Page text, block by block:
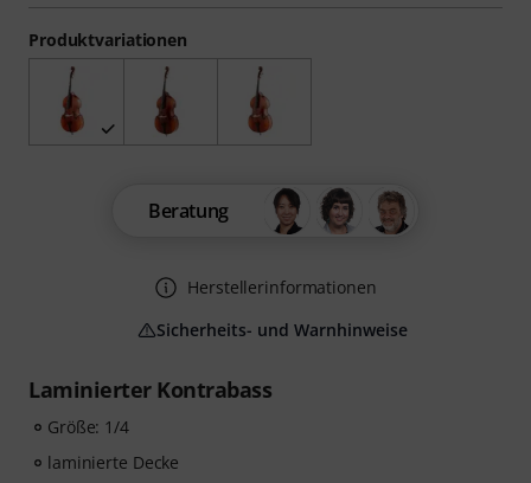
Laminierter Kontrabass
Größe: 1/4
laminierte Decke
Produktvariationen
Beratung
Herstellerinformationen
Sicherheits- und Warnhinweise